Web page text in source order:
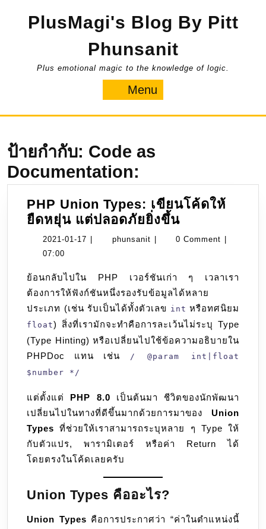
PlusMagi's Blog By Pitt
Phunsanit
Plus emotional magic to the knowledge of logic.
Menu
ป้ายกำกับ: Code as
Documentation:
PHP Union Types: เขียนโค้ดให้
ยืดหยุ่น แต่ปลอดภัยยิ่งขึ้นPHP
Union
โค้ด
ให้
ยืดหยุ่น
แต่
ปลอดภัย
ยิ่ง
2021-01-17 2021- phunsanit phunsanit0 Comment
07:00
ย้อนกลับไปใน PHP เวอร์ชันเก่า ๆ เวลาเรา
ต้องการให้ฟังก์ชันหนึ่งรองรับข้อมูลได้หลาย
ประเภท (เช่น รับเป็นได้ทั้งตัวเลข int หรือทศนิยม
float) สิ่งที่เรามักจะทำคือการละเว้นไม่ระบุ Type
(Type Hinting) หรือเปลี่ยนไปใช้ข้อความอธิบายใน
PHPDoc แทน เช่น
/ @param int|float
$number */
แต่ตั้งแต่ PHP 8.0 เป็นต้นมา ชีวิตของนักพัฒนา
เปลี่ยนไปในทางที่ดีขึ้นมากด้วยการมาของ Union
Types ที่ช่วยให้เราสามารถระบุหลาย ๆ Type ให้
กับตัวแปร, พารามิเตอร์ หรือค่า Return ได้
โดยตรงในโค้ดเลยครับ
Union Types คืออะไร?
Union Types คือการประกาศว่า “ค่าในตำแหน่งนี้